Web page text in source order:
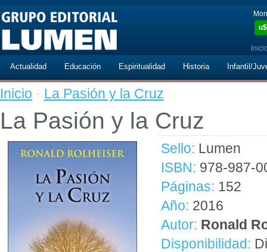
u$
Actualidad Educación Espiritualidad Historia Infantil/
Inicio · La Pasión y la Cruz
La Pasión y la Cruz
Sello: Lumen
ISBN: 978-987-
Páginas: 152
Año: 2016
Autor: Ronald
Disponibilidad: